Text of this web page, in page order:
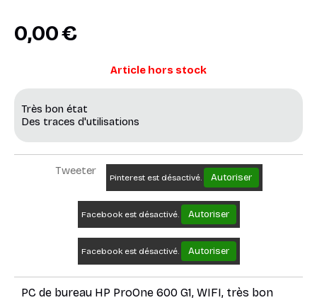
0,00€
Article hors stock
Très bon état
Des traces d'utilisations
Tweeter
Pinterest est désactivé. Autoriser
Facebook est désactivé. Autoriser
Facebook est désactivé. Autoriser
PC de bureau HP ProOne 600 G1, WIFI, très bon